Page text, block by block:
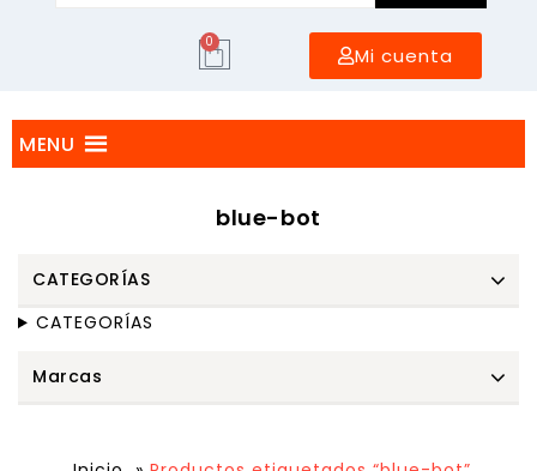
0
Mi cuenta
MENU
blue-bot
CATEGORÍAS
CATEGORÍAS
Marcas